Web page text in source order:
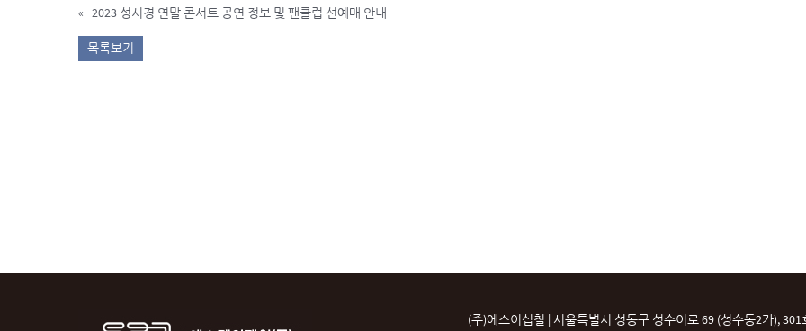
« 2023 성시경 연말 콘서트 공연 정보 및 팬클럽 선예매 안내
목록보기
(주)에스이십칠 | 서울특별시 성동구 성수이로 69 (성수동2가), 301